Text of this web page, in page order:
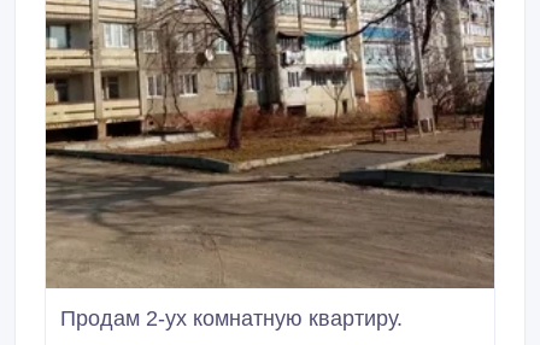
Продам 2-ух комнатную квартиру.